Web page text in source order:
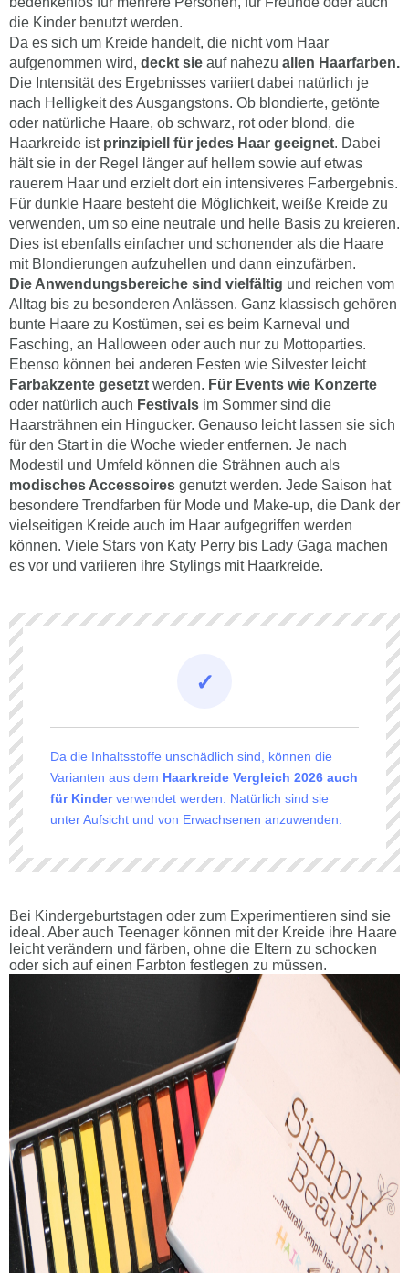
die Kinder benutzt werden.
Da es sich um Kreide handelt, die nicht vom Haar
aufgenommen wird, deckt sie auf nahezu allen Haarfarben.
Die Intensität des Ergebnisses variiert dabei natürlich je
nach Helligkeit des Ausgangstons. Ob blondierte, getönte
oder natürliche Haare, ob schwarz, rot oder blond, die
Haarkreide ist prinzipiell für jedes Haar geeignet. Dabei
hält sie in der Regel länger auf hellem sowie auf etwas
rauerem Haar und erzielt dort ein intensiveres Farbergebnis.
Für dunkle Haare besteht die Möglichkeit, weiße Kreide zu
verwenden, um so eine neutrale und helle Basis zu kreieren.
Dies ist ebenfalls einfacher und schonender als die Haare
mit Blondierungen aufzuhellen und dann einzufärben.
Die Anwendungsbereiche sind vielfältig und reichen vom
Alltag bis zu besonderen Anlässen. Ganz klassisch gehören
bunte Haare zu Kostümen, sei es beim Karneval und
Fasching, an Halloween oder auch nur zu Mottoparties.
Ebenso können bei anderen Festen wie Silvester leicht
Farbakzente gesetzt werden. Für Events wie Konzerte
oder natürlich auch Festivals im Sommer sind die
Haarsträhnen ein Hingucker. Genauso leicht lassen sie sich
für den Start in die Woche wieder entfernen. Je nach
Modestil und Umfeld können die Strähnen auch als
modisches Accessoires genutzt werden. Jede Saison hat
besondere Trendfarben für Mode und Make-up, die Dank der
vielseitigen Kreide auch im Haar aufgegriffen werden
können. Viele Stars von Katy Perry bis Lady Gaga machen
es vor und variieren ihre Stylings mit Haarkreide.
Da die Inhaltsstoffe unschädlich sind, können die
Varianten aus dem Haarkreide Vergleich 2026 auch
für Kinderverwendet werden. Natürlich sind sie
unter Aufsicht und von Erwachsenen anzuwenden.
Bei Kindergeburtstagen oder zum Experimentieren sind sie
ideal. Aber auch Teenager können mit der Kreide ihre Haare
leicht verändern und färben, ohne die Eltern zu schocken
oder sich auf einen Farbton festlegen zu müssen.